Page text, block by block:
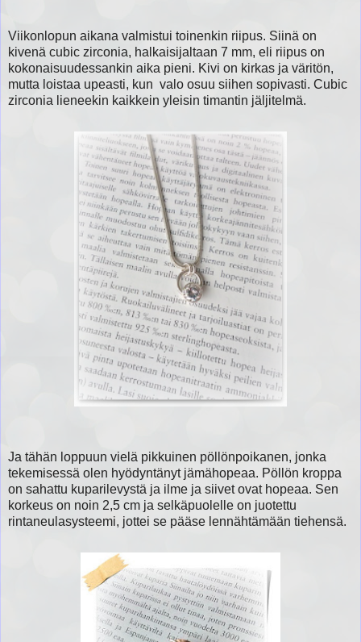
Viikonlopun aikana valmistui toinenkin riipus. Siinä on
kivenä cubic zirconia, halkaisijaltaan 7 mm, eli riipus on
kokonaisuudessankin aika pieni. Kivi on kirkas ja väritön,
mutta loistaa upeasti, kun valo osuu siihen sopivasti. Cubic
zirconia lieneekin kaikkein yleisin timantin jäljitelmä.
Ja tähän loppuun vielä pikkuinen pöllönpoikanen, jonka
tekemisessä olen hyödyntänyt jämähopeaa. Pöllön kroppa
on sahattu kuparilevystä ja ilme ja siivet ovat hopeaa. Sen
korkeus on noin 2,5 cm ja selkäpuolelle on juotettu
rintaneulasysteemi, jottei se pääse lennähtämään tiehensä.